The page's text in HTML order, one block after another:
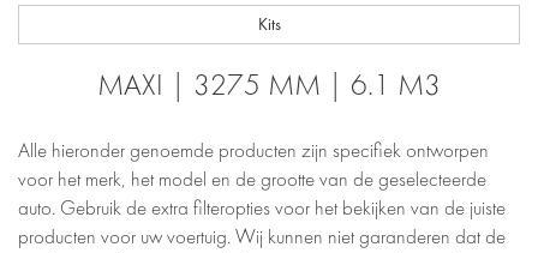
Kits
MAXI | 3275 MM | 6.1 M3
Alle hieronder genoemde producten zijn specifiek ontworpen
voor het merk, het model en de grootte van de geselecteerde
auto. Gebruik de extra filteropties voor het bekijken van de juiste
producten voor uw voertuig. Wij kunnen niet garanderen dat de